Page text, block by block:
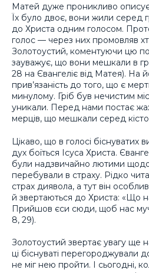
Матей дуже проникливо
Їх було двоє, вони жили серед
до Христа одним голосом.
голос — через них промовляв
Золотоустий, коментуючи цю
зауважує, що вони мешкали в
28 на Євангеліє від Матея). На
прив’язаність до того, що є
минулому. Гріб був нечистим
уникали. Перед нами постає
мерців, що мешкали серед
Цікаво, що в голосі біснуватих
дух боїться Ісуса Христа.
були надзвичайно лютими
перебували в страху. Рідко
страх диявола, а тут він
й звертаються до Христа: «Що
Прийшов єси сюди, щоб нас
8, 29).
Золотоустий звертає увагу ще
ці біснуваті перегороджували
не міг нею пройти. І сьогодні,